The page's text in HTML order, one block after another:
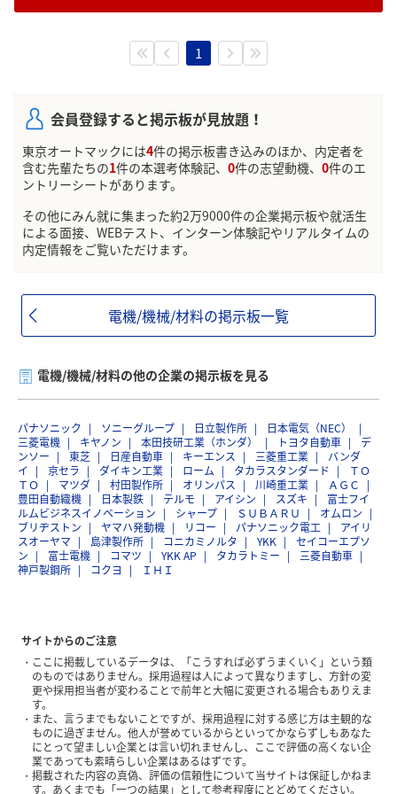
1
会員登録すると掲示板が見放題！
東京オートマックには4件の掲示板書き込みのほか、内定者を
含む先輩たちの1件の本選考体験記、 0件の志望動機、 0件のエ
ントリーシートがあります。
その他にみん就に集まった約2万9000件の企業掲示板や就活生
による面接、WEBテスト、インターン体験記やリアルタイムの
内定情報をご覧いただけます。
電機/機械/材料の掲示板一覧
電機/機械/材料の他の企業の掲示板を見る
パナソニック ソニーグループ 日立製作所
日本電気（NEC）
三菱電機
キヤノン 本田技研工業（ホンダ） トヨタ自動車
デ
ンソー
東芝 日産自動車 キーエンス 三菱重工業
バンダ
イ
京セラ ダイキン工業 ローム タカラスタンダード
ＴＯ
ＴＯ
マツダ 村田製作所 オリンパス 川崎重工業
ＡＧＣ
豊田自動織機
日本製鉄 テルモ アイシン スズキ
富士フイ
ルムビジネスイノベーション
シャープ ＳＵＢＡＲＵ
オムロン
ブリヂストン
ヤマハ発動機 リコー パナソニック電工
アイリ
スオーヤマ
島津製作所 コニカミノルタ YKK
セイコーエプソ
ン
富士電機 コマツ YKK AP タカラトミー
三菱自動車
神戸製鋼所
コクヨ ＩＨＩ
サイトからのご注意
ここに掲載しているデータは、「こうすれば必ずうまくいく」という類
のものではありません。採用過程は人によって異なりますし、方針の変
更や採用担当者が変わることで前年と大幅に変更される場合もありえま
す。
また、言うまでもないことですが、採用過程に対する感じ方は主観的な
ものに過ぎません。他人が誉めているからといってかならずしもあなた
にとって望ましい企業とは言い切れませんし、ここで評価の高くない企
業であっても素晴らしい企業はあるはずです。
掲載された内容の真偽、評価の信頼性について当サイトは保証しかねま
す。あくまでも「一つの結果」として参考程度にとどめてください。